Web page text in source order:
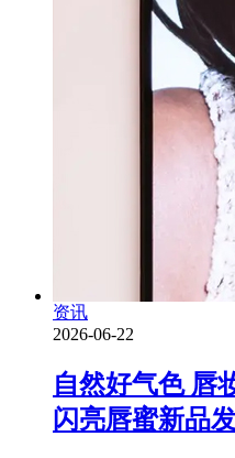
资讯
2026-06-22
自然好气色 唇
闪亮唇蜜新品